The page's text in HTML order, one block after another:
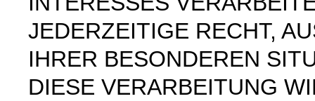
JEDERZEITIGE RECHT,
IHRER BESONDEREN
DIESE VERARBEITUNG